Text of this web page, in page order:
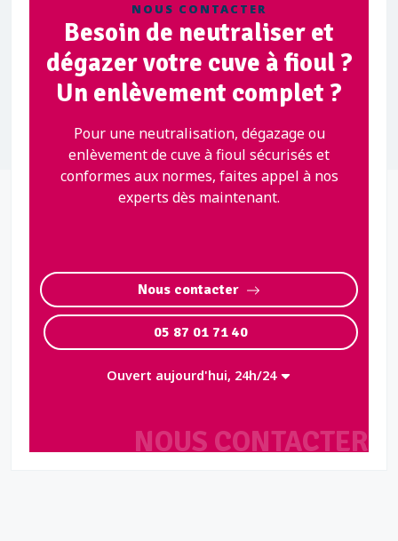
NOUS CONTACTER
NOUS CONTACTER
Besoin de neutraliser et
dégazer votre cuve à fioul ?
Un enlèvement complet ?
Pour une neutralisation, dégazage ou
enlèvement de cuve à fioul sécurisés et
conformes aux normes, faites appel à nos
experts dès maintenant.
Nous contacter
05 87 01 71 40
Ouvert aujourd'hui, 24h/24